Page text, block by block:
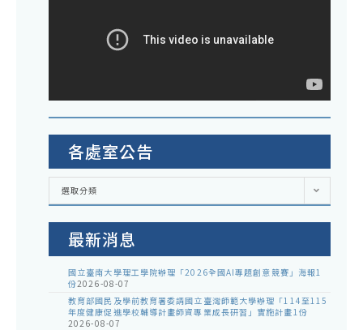
各處室公告
各
室
選取分類
最新消息
國立臺南大學理工學院辦理「2026全國AI專題創意競賽」海報1
份2026-08-07
教育部國民及學前教育署委請國立臺灣師範大學辦理「114至115
年度健康促進學校輔導計畫師資專業成長研習」實施計畫1份
2026-08-07